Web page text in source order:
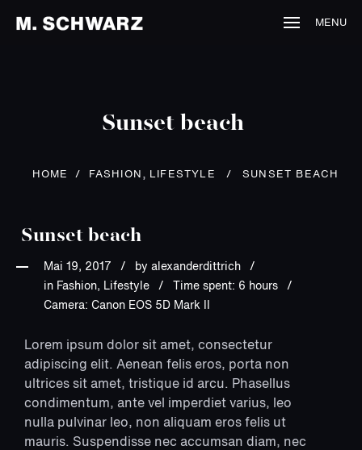
MENU
Sunset beach
HOME / FASHION , LIFESTYLE / SUNSET BEACH
Sunset beach
Mai 19, 2017 by alexanderdittrich
in Fashion, Lifestyle
Time spent: 6 hours
Camera: Canon EOS 5D Mark II
Lorem ipsum dolor sit amet, consectetur
adipiscing elit. Aenean felis eros, porta non
ultrices sit amet, tristique id arcu. Phasellus
condimentum, ante vel imperdiet varius, leo
nulla pulvinar leo, non aliquam eros felis ut
mauris. Suspendisse nec accumsan diam, nec